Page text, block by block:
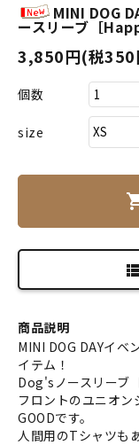
MINI DOG
ースリーブ［
3,850円(税350
個数
size
商品説明
MINI DOG DAYイベ
イテム！
Dog'sノースリーブ
フロントのユニオン
GOODです。
人間用のTシャツも